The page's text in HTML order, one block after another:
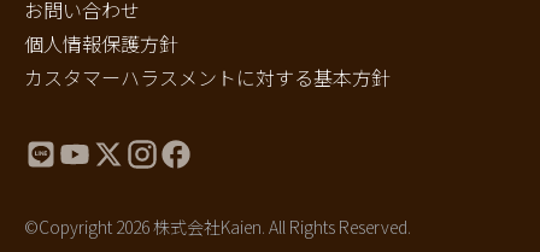
お問い合わせ
個人情報保護方針
カスタマーハラスメントに対する基本方針
©Copyright 2026 株式会社Kaien. All Rights Reserved.